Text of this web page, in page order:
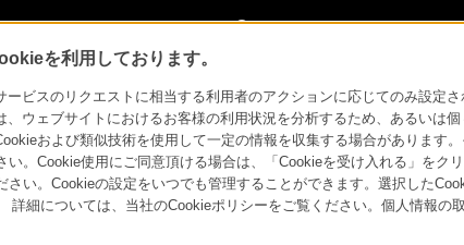
まとめてご案内しております。
を利用しております。
ビスのリクエストに相当する利用者のアクションに応じてのみ設定
ウェブサイトにおけるお客様の利用状況を分析するため、あるいは
および類似技術を使用して一定の情報を収集する場合があります
。Cookie使用にご同意頂ける場合は、「Cookieを受け入れる」をク
い。Cookieの設定をいつでも管理することができます。選択した
詳細については、当社のCookieポリシーをご覧ください。個人情報の